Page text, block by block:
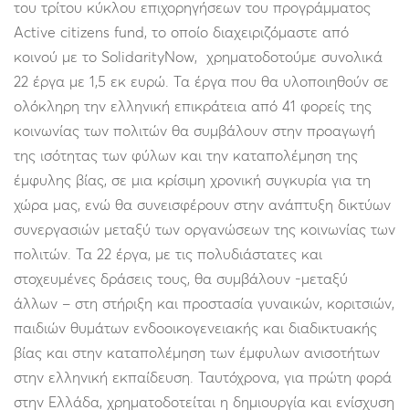
του τρίτου κύκλου επιχορηγήσεων του προγράμματος
Active citizens fund, το οποίο διαχειριζόμαστε από
κοινού με το SolidarityNow, χρηματοδοτούμε συνολικά
22 έργα με 1,5 εκ ευρώ. Τα έργα που θα υλοποιηθούν σε
ολόκληρη την ελληνική επικράτεια από 41 φορείς της
κοινωνίας των πολιτών θα συμβάλουν στην προαγωγή
της ισότητας των φύλων και την καταπολέμηση της
έμφυλης βίας, σε μια κρίσιμη χρονική συγκυρία για τη
χώρα μας, ενώ θα συνεισφέρουν στην ανάπτυξη δικτύων
συνεργασιών μεταξύ των οργανώσεων της κοινωνίας των
πολιτών. Τα 22 έργα, με τις πολυδιάστατες και
στοχευμένες δράσεις τους, θα συμβάλουν -μεταξύ
άλλων – στη στήριξη και προστασία γυναικών, κοριτσιών,
παιδιών θυμάτων ενδοοικογενειακής και διαδικτυακής
βίας και στην καταπολέμηση των έμφυλων ανισοτήτων
στην ελληνική εκπαίδευση. Ταυτόχρονα, για πρώτη φορά
στην Ελλάδα, χρηματοδοτείται η δημιουργία και ενίσχυση